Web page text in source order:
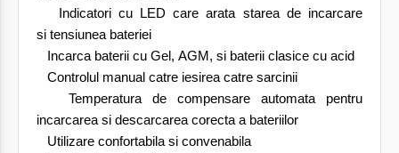
Indicatori cu LED care arata starea de incarcare
si tensiunea bateriei
Incarca baterii cu Gel, AGM, si baterii clasice cu acid
Controlul manual catre iesirea catre sarcinii
Temperatura de compensare automata pentru
incarcarea si descarcarea corecta a bateriilor
Utilizare confortabila si convenabila